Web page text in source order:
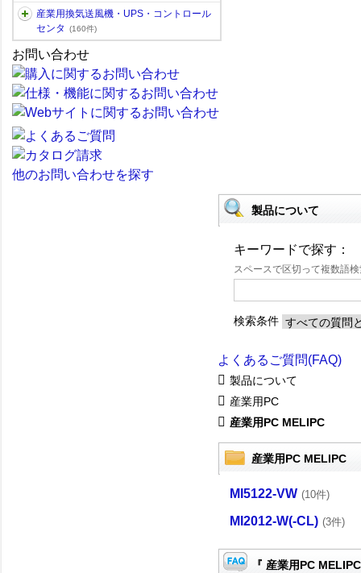
産業用換気送風機・UPS・コントロール
センタ
(160件)
お問い合わせ
他のお問い合わせを探す
製品について
キーワードで探す：
スペースで区切って複数語
検索条件
よくあるご質問(FAQ)
製品について
産業用PC
産業用PC MELIPC
産業用PC MELIPC
MI5122-VW (10件)
MI2012-W(-CL) (3件)
『 産業用PC